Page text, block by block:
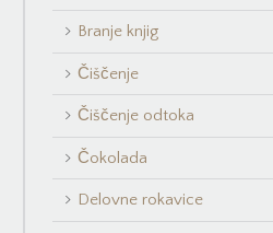
Branje knjig
Čiščenje
Čiščenje odtoka
Čokolada
Delovne rokavice